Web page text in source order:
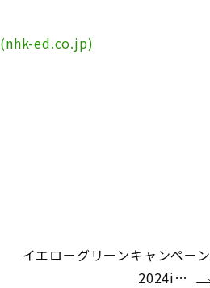
(nhk-ed.co.jp)
イエローグリーンキャンペーン
2024i…